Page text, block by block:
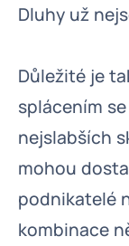
Dluhy už
Důležité je
splácením
nejslabších
mohou
podnikatelé
kombinace